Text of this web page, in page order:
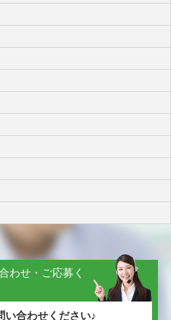
わせ・ご応募く
い合わせください♪